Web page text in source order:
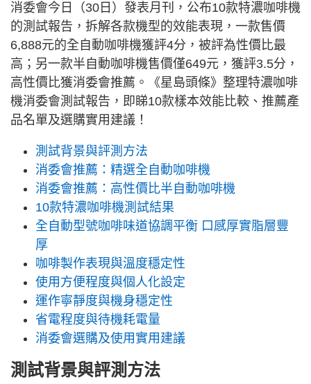
消委會今日（30日）發表月刊，公布10款特濃咖啡機
的測試報告，拆解各款機型的效能表現，一款售價
6,888元的全自動咖啡機獲評4分，被評為性價比最
高；另一款半自動咖啡機售價僅649元，獲評3.5分，
高性價比獲消委會推薦。《星島頭條》整理特濃咖啡
機消委會測試報告，即睇10款樣本效能比較、推薦產
品名單及選購實用建議！
測試背景與評測方法
消委會推薦：精選全自動咖啡機
消委會推薦：高性價比半自動咖啡機
10款特濃咖啡機測試結果
全自動型號咖啡味道協調平衡 口感厚實脂層豐
厚
咖啡製作表現與溫度穩定性
使用方便程度與個人化設定
運作寧靜度與機身穩定性
省電程度與待機耗電量
消委會選購及使用實用建議
測試背景與評測方法